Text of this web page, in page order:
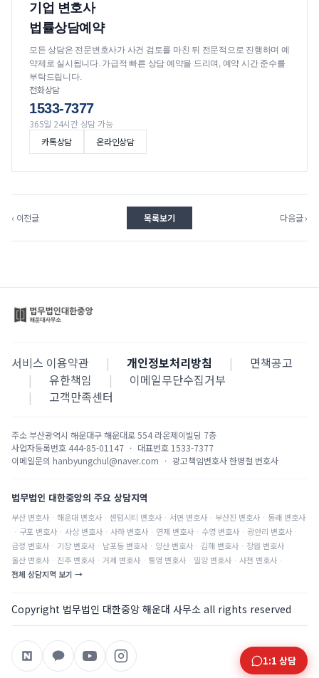
기업 변호사
법률상담예약
모든 상담은 전문변호사가 사건 검토를 마친 뒤 전문적으로 진행하며 예
약제로 실시됩니다. 가급적 빠른 상담 예약을 드리며, 예약 시간 준수를
부탁드립니다.
전화상담
1533-7377
365일 24시간 상담 가능
카톡상담
온라인상담
‹ 이전글 목록보기 다음글 ›
서비스 이용약관 | 개인정보처리방침 |
면책공고
|
유한책임 |
이메일무단수집거부
|
고객만족센터
주소부산광역시 해운대구 해운대로 554 라온제이빌딩 7층
사업자등록번호 444-85-01147 · 대표번호 1533-7377
이메일문의 hanbyungchul@naver.com · 광고책임변호사한병철 변호사
법무법인 대한중앙의 주요 상담지역
부산 변호사 · 해운대 변호사 · 센텀시티 변호사 · 서면 변호사 · 부산진 변호사 · 동래 변호사
· 구포 변호사 · 사상 변호사 · 사하 변호사 · 연제 변호사 · 수영 변호사 · 광안리 변호사 ·
금정 변호사 · 기장 변호사 · 남포동 변호사 · 양산 변호사 · 김해 변호사 · 창원 변호사 ·
울산 변호사 · 진주 변호사 · 거제 변호사 · 통영 변호사 · 밀양 변호사 · 사천 변호사 ·
전체 상담지역 보기 →
Copyright 법무법인 대한중앙 해운대 사무소 all rights reserved
1:1 상담